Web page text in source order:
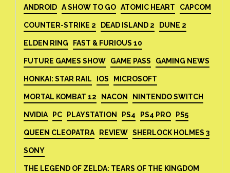
ANDROID A SHOW TO GO ATOMIC HEART CAPCOM
COUNTER-STRIKE 2 DEAD ISLAND 2 DUNE 2
ELDEN RING FAST & FURIOUS 10
FUTURE GAMES SHOW GAME PASS GAMING NEWS
HONKAI: STAR RAIL IOS MICROSOFT
MORTAL KOMBAT 12 NACON NINTENDO SWITCH
NVIDIA PC PLAYSTATION PS4 PS4 PRO PS5
QUEEN CLEOPATRA REVIEW SHERLOCK HOLMES 3
SONY
THE LEGEND OF ZELDA: TEARS OF THE KINGDOM